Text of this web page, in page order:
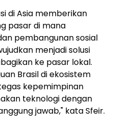
di Asia memberikan
pasar di mana
pembangunan sosial
menjadi solusi
ke pasar lokal.
Brasil di ekosistem
kepemimpinan
teknologi dengan
jawab," kata Sfeir.